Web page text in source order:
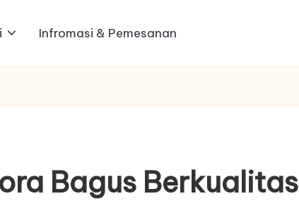
Infromasi & Pemesanan
Bagus Berkualitas